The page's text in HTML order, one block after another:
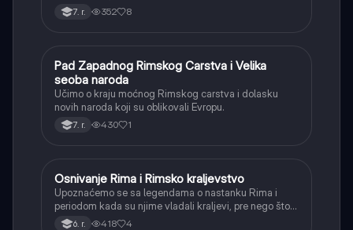
7. r. 352 8
Istorija
Pad Zapadnog Rimskog Carstva i Velika
seoba naroda
Učimo o kraju moćnog Rimskog carstva i dolasku
novih naroda koji su oblikovali Evropu.
7. r. 430 1
Istorija
Osnivanje Rima i Rimsko kraljevstvo
Upoznaćemo se sa legendama o nastanku Rima i
periodom kada su njime vladali kraljevi, pre nego što
je postao republika.
6. r. 418 4